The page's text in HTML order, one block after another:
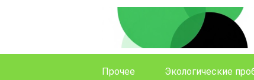
Прочее Экологические